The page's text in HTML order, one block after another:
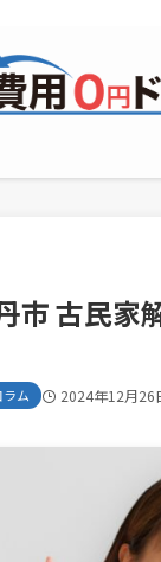
丹市 古民
ム 2024年12月26